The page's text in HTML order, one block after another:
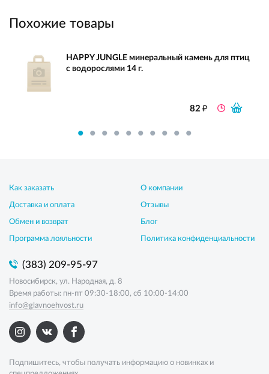
Похожие товары
HAPPY JUNGLE минеральный камень для птиц
с водорослями 14 г.
82₽
Как заказать
Доставка и оплата
Обмен и возврат
Программа лояльности
О компании
Отзывы
Блог
Политика конфиденциальности
(383) 209-95-97
Новосибирск, ул. Народная, д. 8
Время работы: пн-пт 09:30-18:00, сб 10:00-14:00
info@glavnoehvost.ru
Подпишитесь, чтобы получать информацию о новинках и